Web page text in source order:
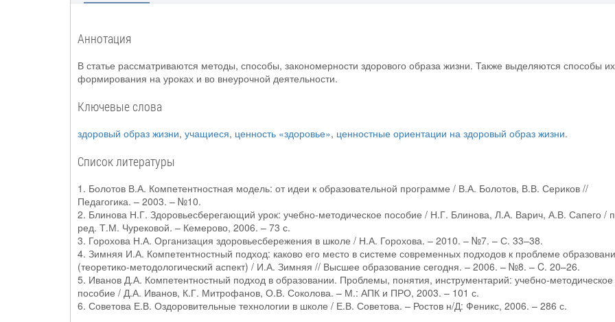
Аннотация
В статье рассматриваются методы, способы, закономерности здорового образа жизни. Также выделяются способы их
формирования на уроках и во внеурочной деятельности.
Ключевые слова
здоровый образ жизни, учащиеся, ценность «здоровье», ценностные ориентации на здоровый образ жизни.
Список литературы
1. Болотов В.А. Компетентностная модель: от идеи к образовательной программе / В.А. Болотов, В.В. Сериков //
Педагогика. – 2003. – №10.
2. Блинова Н.Г. Здоровьесберегающий урок: учебно-методическое пособие / Н.Г. Блинова, Л.А. Варич, А.В. Сапего /
ред. Т.М. Чурековой. – Кемерово, 2006. – 73 с.
3. Горохова Н.А. Организация здоровьесбережения в школе / Н.А. Горохова. – 2010. – №7. – С. 33–38.
4. Зимняя И.А. Компетентностный подход: каково его место в системе современных подходов к проблеме
(теоретико-методологический аспект) / И.А. Зимняя // Высшее образование сегодня. – 2006. – №8. – C. 20–26.
5. Иванов Д.А. Компетентностный подход в образовании. Проблемы, понятия, инструментарий: учебно-методическое
пособие / Д.А. Иванов, К.Г. Митрофанов, О.В. Соколова. – М.: АПК и ПРО, 2003. – 101 с.
6. Советова Е.В. Оздоровительные технологии в школе / Е.В. Советова. – Ростов н/Д: Феникс, 2006. – 286 с.